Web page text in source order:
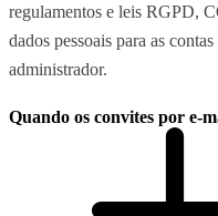
regulamentos e leis RGPD,
dados pessoais para as
administrador.
Quando os convites por e-